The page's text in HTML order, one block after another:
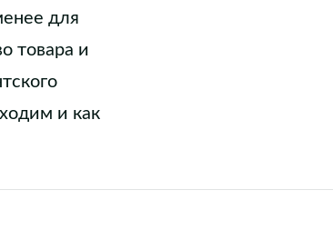
для
товара и
и как